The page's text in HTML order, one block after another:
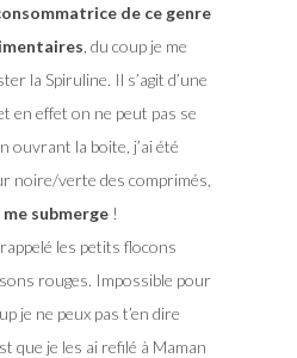
de ce genre
, du coup je me
la Spiruline. Il s’agit d’une
en effet on ne peut pas se
ouvrant la boite, j’ai été
noire/verte des comprimés,
me submerge!
les petits flocons
rouges. Impossible pour
je ne peux pas t’en dire
que je les ai refilé à Maman